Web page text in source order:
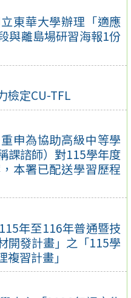
東華大學辦理「適應
與離島場研習海報1份
檢定CU-TFL
申為協助高級中等學
課諮師）對115學年度
本署已配送學習歷程
年至116年普通暨技
開發計畫」之「115學
習計畫」